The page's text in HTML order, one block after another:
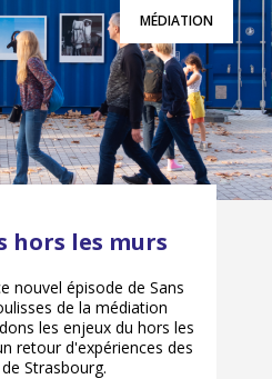
MÉDIATION
hors les murs
nouvel épisode de Sans
de la médiation
les enjeux du hors les
retour d'expériences des
Strasbourg.